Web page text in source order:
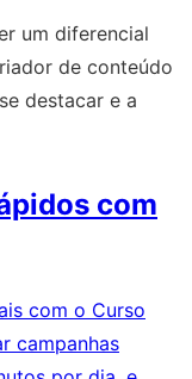
um diferencial
de conteúdo
destacar e a
com
com o Curso
campanhas